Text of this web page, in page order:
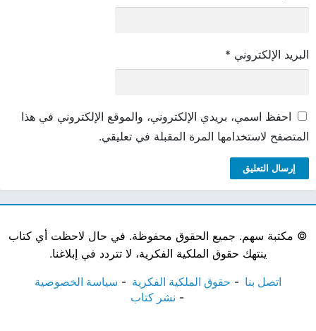
البريد الإلكتروني *
احفظ اسمي، بريدي الإلكتروني، والموقع الإلكتروني في هذا
المتصفح لاستخدامها المرة المقبلة في تعليقي.
© مكتبة سهم. جميع الحقوق محفوظة. في حال لاحظت أي كتاب
ينتهك حقوق الملكية الفكرية، لا تتردد في إبلاغنا.
اتصل بنا حقوق الملكية الفكرية
سياسة الخصوصية
نشر كتاب